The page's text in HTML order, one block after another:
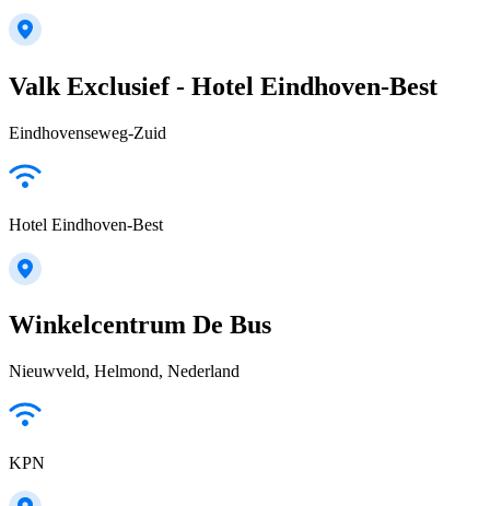
Valk Exclusief - Hotel Eindhoven-Best
Eindhovenseweg-Zuid
Hotel Eindhoven-Best
Winkelcentrum De Bus
Nieuwveld, Helmond, Nederland
KPN